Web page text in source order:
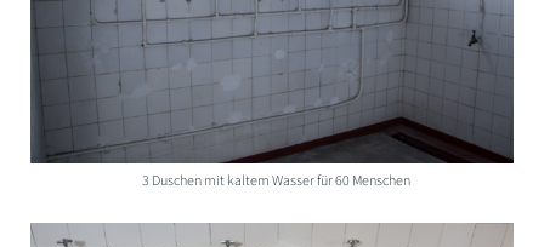
3 Duschen mit kaltem Wasser für 60 Menschen